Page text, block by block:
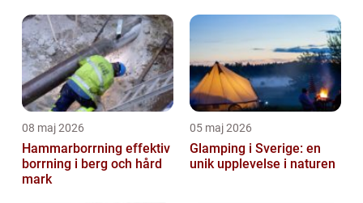
08 maj 2026
Hammarborrning effektiv
borrning i berg och hård
mark
05 maj 2026
Glamping i Sverige: en
unik upplevelse i naturen